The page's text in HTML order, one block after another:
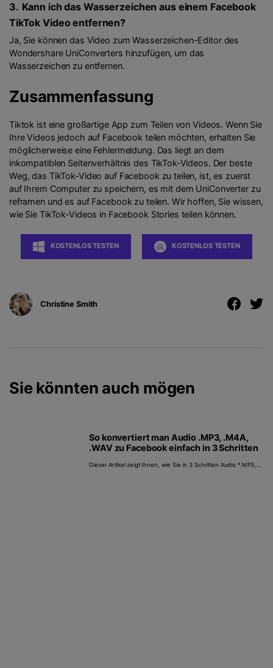
3. Kann ich das Wasserzeichen aus einem Facebook
TikTok Video entfernen?
Ja, Sie können das Video zum Wasserzeichen-Editor des
Wondershare UniConverters hinzufügen, um das
Wasserzeichen zu entfernen.
Zusammenfassung
Tiktok ist eine großartige App zum Teilen von Videos. Wenn Sie
Ihre Videos jedoch auf Facebook teilen möchten, erhalten Sie
möglicherweise eine Fehlermeldung. Das liegt an dem
inkompatiblen Seitenverhältnis des TikTok-Videos. Der beste
Weg, das TikTok-Video auf Facebook zu teilen, ist, es zuerst
auf Ihrem Computer zu speichern, es mit dem UniConverter zu
reframen und es auf Facebook zu teilen. Wir hoffen, Sie wissen,
wie Sie TikTok-Videos in Facebook Stories teilen können.
KOSTENLOS TESTEN KOSTENLOS TESTEN
Christine Smith
Sie könnten auch mögen
So konvertiert man Audio .MP3, .M4A,
.WAV zu Facebook einfach in 3 Schritten
Dieser Artikel zeigt Ihnen, wie Sie in 3 Schritten Audio *.MP3,